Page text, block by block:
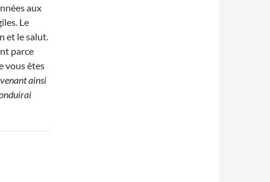
aux
Le
et le salut.
parce
vous êtes
ainsi